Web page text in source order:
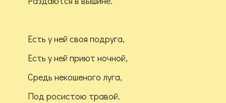
Есть у ней своя подруга,
Есть у ней приют ночной,
Средь некошеного луга,
Под росистою травой.